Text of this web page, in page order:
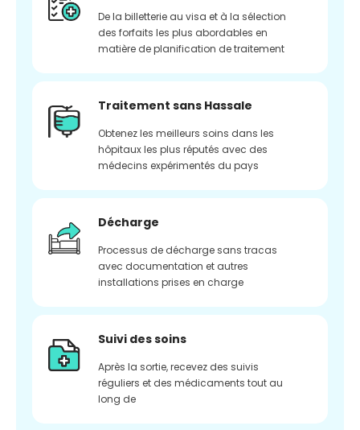
De la billetterie au visa et à la sélection
des forfaits les plus abordables en
matière de planification de traitement
Traitement sans Hassale
Obtenez les meilleurs soins dans les
hôpitaux les plus réputés avec des
médecins expérimentés du pays
Décharge
Processus de décharge sans tracas
avec documentation et autres
installations prises en charge
Suivi des soins
Après la sortie, recevez des suivis
réguliers et des médicaments tout au
long de